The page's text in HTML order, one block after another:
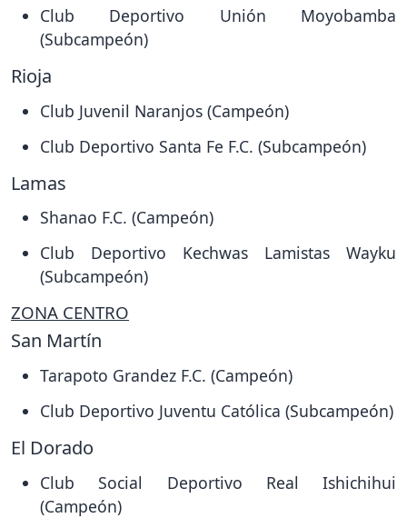
Club Deportivo Unión Moyobamba
(Subcampeón)
Rioja
Club Juvenil Naranjos (Campeón)
Club Deportivo Santa Fe F.C. (Subcampeón)
Lamas
Shanao F.C. (Campeón)
Club Deportivo Kechwas Lamistas Wayku
(Subcampeón)
ZONA CENTRO
San Martín
Tarapoto Grandez F.C. (Campeón)
Club Deportivo Juventu Católica (Subcampeón)
El Dorado
Club Social Deportivo Real Ishichihui
(Campeón)